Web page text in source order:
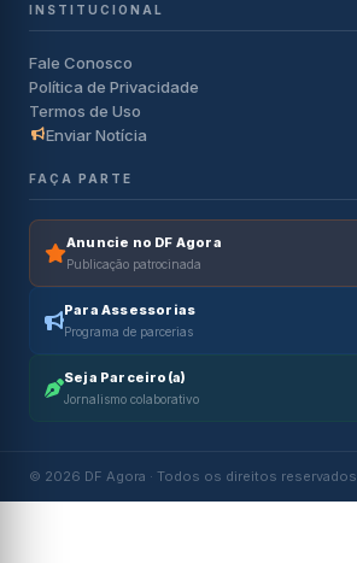
INSTITUCIONAL
Fale Conosco
Política de Privacidade
Termos de Uso
Enviar Notícia
FAÇA PARTE
Anuncie no DF Agora
Publicação patrocinada
Para Assessorias
Programa de parcerias
Seja Parceiro(a)
Jornalismo colaborativo
© 2026 DF Agora · Todos os direitos reservados